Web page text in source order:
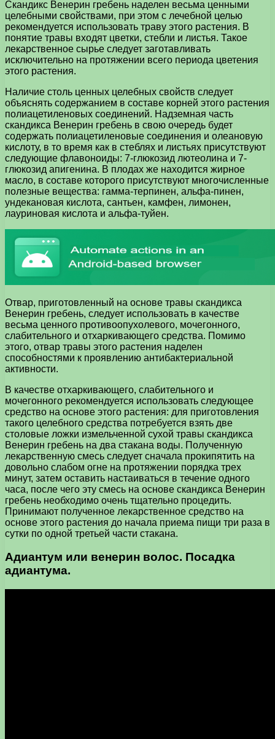
Скандикс Венерин гребень наделен весьма ценными
целебными свойствами, при этом с лечебной целью
рекомендуется использовать траву этого растения. В
понятие травы входят цветки, стебли и листья. Такое
лекарственное сырье следует заготавливать
исключительно на протяжении всего периода цветения
этого растения.
Наличие столь ценных целебных свойств следует
объяснять содержанием в составе корней этого растения
полиацетиленовых соединений. Надземная часть
скандикса Венерин гребень в свою очередь будет
содержать полиацетиленовые соединения и олеановую
кислоту, в то время как в стеблях и листьях присутствуют
следующие флавоноиды: 7-глюкозид лютеолина и 7-
глюкозид апигенина. В плодах же находится жирное
масло, в составе которого присутствуют многочисленные
полезные вещества: гамма-терпинен, альфа-пинен,
ундекановая кислота, сантьен, камфен, лимонен,
лауриновая кислота и альфа-туйен.
Отвар, приготовленный на основе травы скандикса
Венерин гребень, следует использовать в качестве
весьма ценного противоопухолевого, мочегонного,
слабительного и отхаркивающего средства. Помимо
этого, отвар травы этого растения наделен
способностями к проявлению антибактериальной
активности.
В качестве отхаркивающего, слабительного и
мочегонного рекомендуется использовать следующее
средство на основе этого растения: для приготовления
такого целебного средства потребуется взять две
столовые ложки измельченной сухой травы скандикса
Венерин гребень на два стакана воды. Полученную
лекарственную смесь следует сначала прокипятить на
довольно слабом огне на протяжении порядка трех
минут, затем оставить настаиваться в течение одного
часа, после чего эту смесь на основе скандикса Венерин
гребень необходимо очень тщательно процедить.
Принимают полученное лекарственное средство на
основе этого растения до начала приема пищи три раза в
сутки по одной третьей части стакана.
Адиантум или венерин волос. Посадка
адиантума.